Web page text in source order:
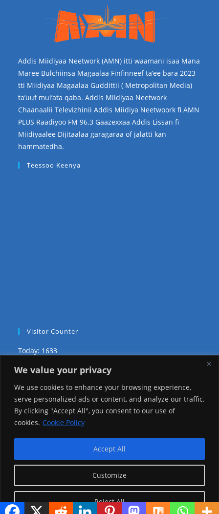
We value your privacy
We use cookies to enhance your browsing experience,
serve personalized ads or content, and analyze our traffic.
By clicking "Accept All", you consent to our use of
cookies. Cookie Policy
Customize
Reject All
Accept All
Addis Miidiyaa Neetwork (AMN) itti waamani isaa Mana
Maree Bulchiinsa Magaalaa Finfinneef ta’ee bara 2023
tti Miidiyaa Magaalaa Guddittii ( Metropolitan Media)
ta’uuf mul’ata qaba. Addis Miidiyaa Neetwork
Chaanaalii Televizhinii Addis Miidiya Neetwoork fi AMN
PLUS Raadiyoo FM 96.3 Gaazexxaa Addis Lissan fi
Miidiyaalee Dijitaalaa garagaraa of jalatti kan
hammatedha.
Teessoo Keenya
Visitor Counter
Today: 1633
Yesterday: 2148
This Week: 20589
This Month: 69862
1217681
copyright Ⓒ 2026 Addis Media Network All Rights
Reserved.